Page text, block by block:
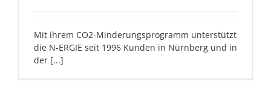
Mit ihrem CO2-Minderungsprogramm unterstützt
die N-ERGIE seit 1996 Kunden in Nürnberg und in
der [...]